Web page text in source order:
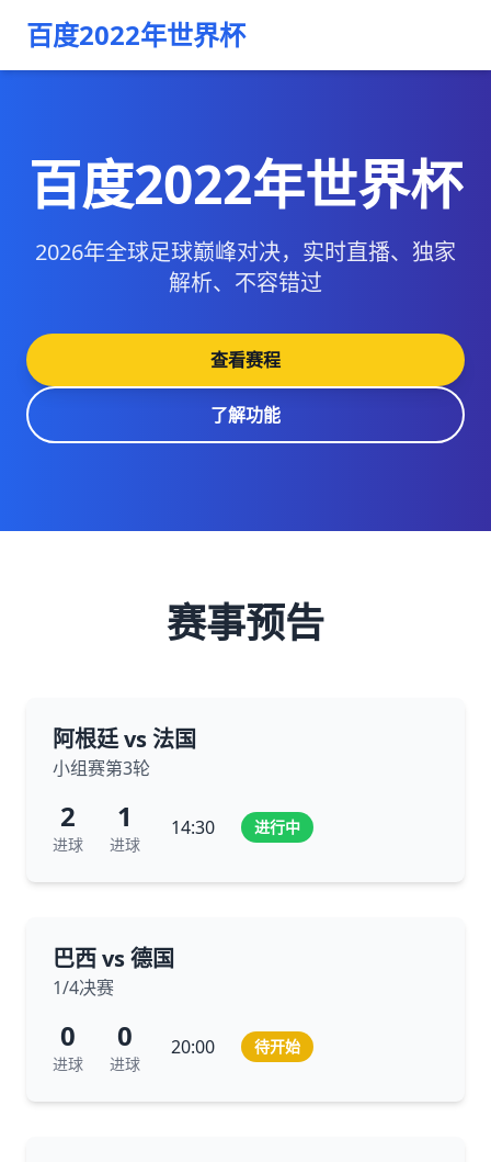
百度2022年世界杯
百度2022年世界杯
2026年全球足球巅峰对决，实时直播、独家
解析、不容错过
查看赛程
了解功能
赛事预告
阿根廷 vs 法国
小组赛第3轮
2
进球
1
进球
14:30 进行中
巴西 vs 德国
1/4决赛
0
进球
0
进球
20:00 待开始